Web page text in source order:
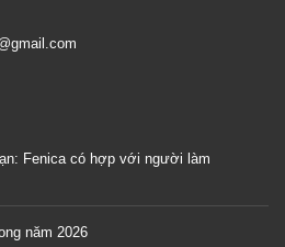
Fenica có hợp với người làm
năm 2026